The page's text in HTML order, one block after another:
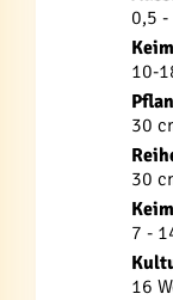
0,5 -
10-
30
30
7 -
16